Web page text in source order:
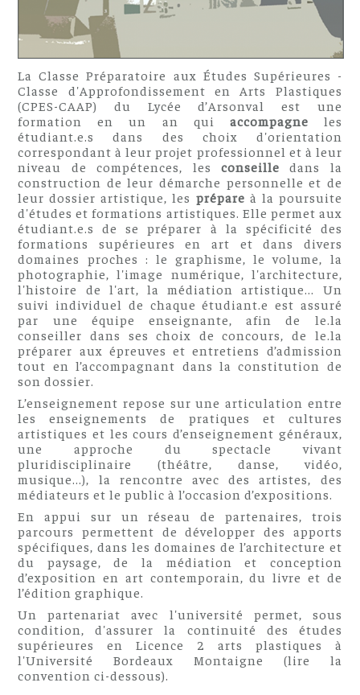
La Classe Préparatoire aux Études Supérieures -
Classe d'Approfondissement en Arts Plastiques
(CPES-CAAP) du Lycée d’Arsonval est une
formation en un an qui accompagne les
étudiant.e.s dans des choix d'orientation
correspondant à leur projet professionnel et à leur
niveau de compétences, les conseille dans la
construction de leur démarche personnelle et de
leur dossier artistique, les prépare à la poursuite
d'études et formations artistiques. Elle permet aux
étudiant.e.s de se préparer à la spécificité des
formations supérieures en art et dans divers
domaines proches : le graphisme, le volume, la
photographie, l'image numérique, l'architecture,
l'histoire de l'art, la médiation artistique... Un
suivi individuel de chaque étudiant.e est assuré
par une équipe enseignante, afin de le.la
conseiller dans ses choix de concours, de le.la
préparer aux épreuves et entretiens d’admission
tout en l’accompagnant dans la constitution de
son dossier.
L’enseignement repose sur une articulation entre
les enseignements de pratiques et cultures
artistiques et les cours d’enseignement généraux,
une approche du spectacle vivant
pluridisciplinaire (théâtre, danse, vidéo,
musique...), la rencontre avec des artistes, des
médiateurs et le public à l’occasion d’expositions.
En appui sur un réseau de partenaires, trois
parcours permettent de développer des apports
spécifiques, dans les domaines de l’architecture et
du paysage, de la médiation et conception
d’exposition en art contemporain, du livre et de
l’édition graphique.
Un partenariat avec l'université permet, sous
condition, d'assurer la continuité des études
supérieures en Licence 2 arts plastiques à
l'Université Bordeaux Montaigne (lire la
convention ci-dessous).